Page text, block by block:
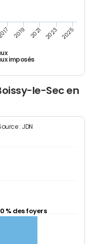
imposés
2019 2021 2023 2025
le-Sec en
: JDN
% des foyers